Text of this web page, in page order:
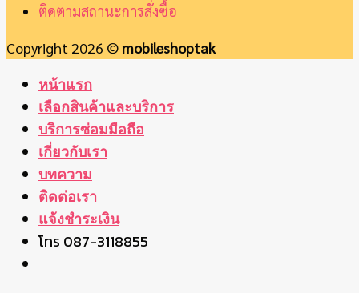
ติดตามสถานะการสั่งซื้อ
Copyright 2026 © mobileshoptak
หน้าแรก
เลือกสินค้าและบริการ
บริการซ่อมมือถือ
เกี่ยวกับเรา
บทความ
ติดต่อเรา
แจ้งชำระเงิน
โทร 087-3118855